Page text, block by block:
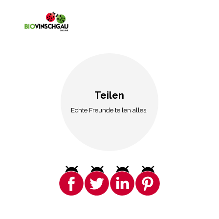
Teilen
Echte Freunde teilen alles.